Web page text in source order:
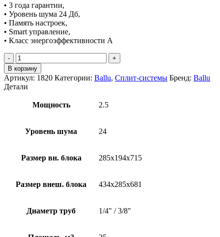
• 3 года гарантии,
• Уровень шума 24 Дб,
• Память настроек,
• Smart управление,
• Класс энергоэффективности A
Количество
товара
Ballu
BSDI-
09HN1_20Y
В корзину
Артикул: 1820 Категории: Ballu, Сплит-системы Бренд: Ballu
Детали
Мощность 2.5
Уровень шума 24
Размер вн. блока 285х194х715
Размер внеш. блока 434х285х681
Диаметр труб 1/4" / 3/8"